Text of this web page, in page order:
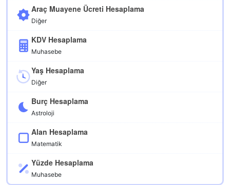
Araç Muayene Ücreti Hesaplama
Diğer
KDV Hesaplama
Muhasebe
Yaş Hesaplama
Diğer
Burç Hesaplama
Astroloji
Alan Hesaplama
Matematik
Yüzde Hesaplama
Muhasebe